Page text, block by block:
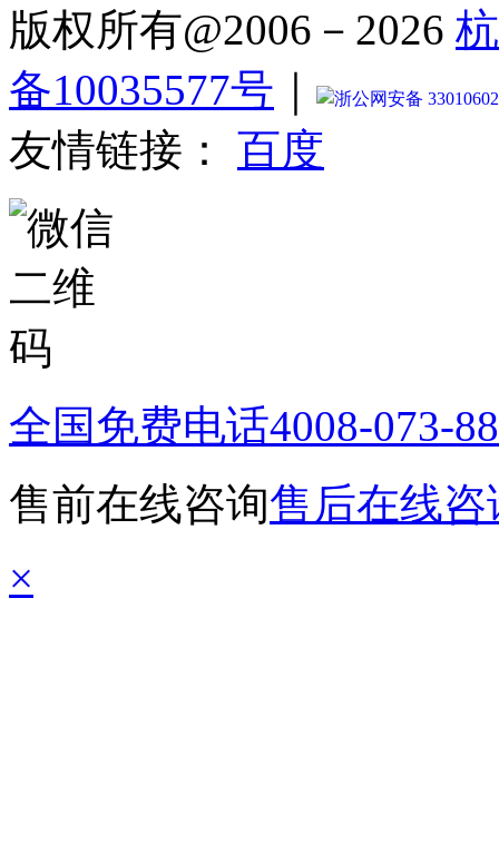
版权所有@2006－2026
备10035577号
浙公网安备
友情链接： 百度
全国免费电话4008-073-
售前在线咨询售后在线咨
×